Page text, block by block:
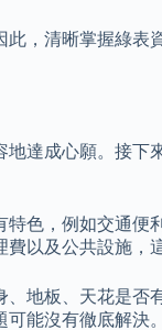
，清晰掌握綠表
達成心願。接下
色，例如交通便
以及公共設施，
地板、天花是否
能沒有徹底解決